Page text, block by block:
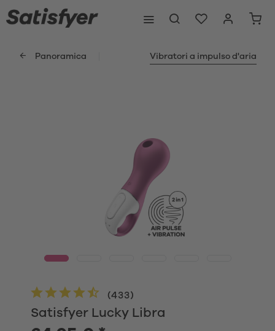
Panoramica Vibratori a impulso d'aria
Satisfyer Lucky Libra
(433)